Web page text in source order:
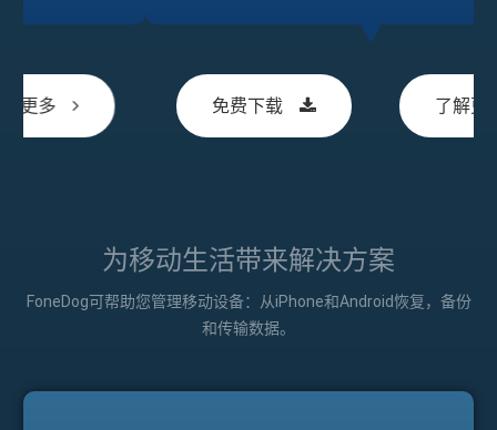
免费下载 了解更多
为移动生活带来解决方案
FoneDog可帮助您管理移动设备：从iPhone和Android恢复，备份
和传输数据。